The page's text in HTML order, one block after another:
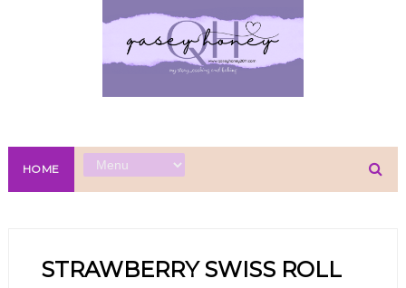
HOME
STRAWBERRY SWISS ROLL